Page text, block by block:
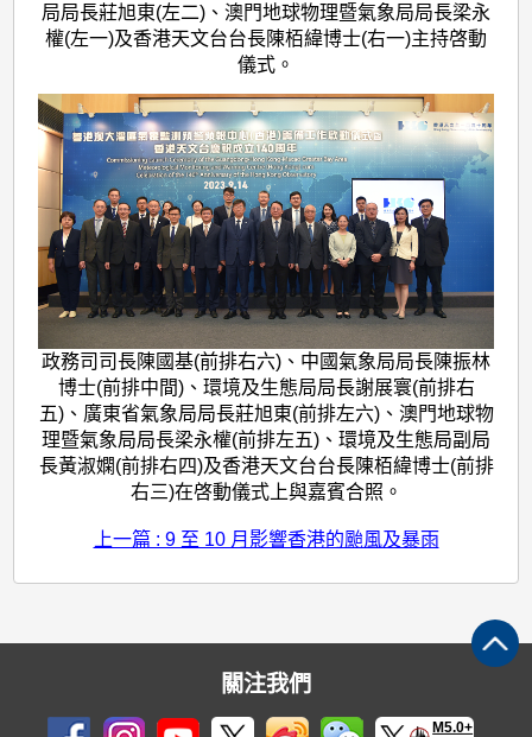
局局長莊旭東(左二)、澳門地球物理暨氣象局局長梁永
權(左一)及香港天文台台長陳栢緯博士(右一)主持啓動
儀式。
政務司司長陳國基(前排右六)、中國氣象局局長陳振林
博士(前排中間)、環境及生態局局長謝展寰(前排右
五)、廣東省氣象局局長莊旭東(前排左六)、澳門地球物
理暨氣象局局長梁永權(前排左五)、環境及生態局副局
長黃淑嫻(前排右四)及香港天文台台長陳栢緯博士(前排
右三)在啓動儀式上與嘉賓合照。
上一篇 : 9 至 10 月影響香港的颱風及暴雨
關注我們
M5.0+